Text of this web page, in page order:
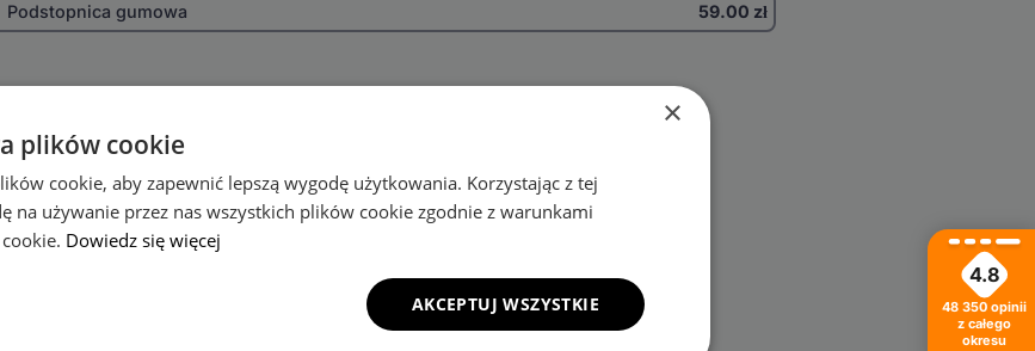
Podstopnica gumowa 59.00 zł
rok produkcji
napęd
Przedni
4x4 inne
4.8
48 350 opinii
z całego
okresu
×
plików cookie
cookie, aby zapewnić lepszą wygodę użytkowania. Korzystając z tej
na używanie przez nas wszystkich plików cookie zgodnie z warunkami
Dowiedz się więcej
AKCEPTUJ WSZYSTKIE